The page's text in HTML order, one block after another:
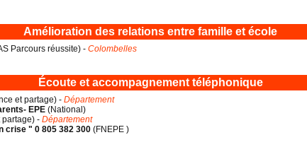
Amélioration des relations entre famille et école
Parcours réussite) - Colombelles
Écoute et accompagnement téléphonique
et partage) - Département
EPE (National )
partage) - Département
crise " 0 805 382 300 (FNEPE )